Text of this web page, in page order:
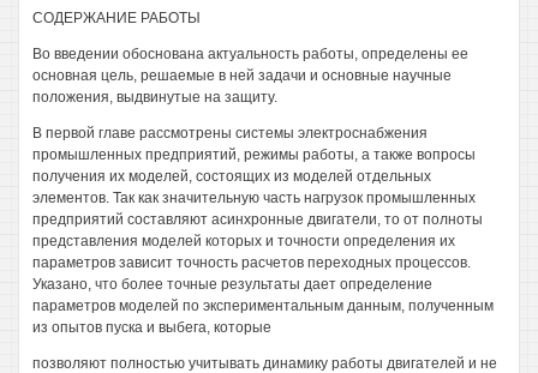
СОДЕРЖАНИЕ РАБОТЫ
Во введении обоснована актуальность работы, определены ее
основная цель, решаемые в ней задачи и основные научные
положения, выдвинутые на защиту.
В первой главе рассмотрены системы электроснабжения
промышленных предприятий, режимы работы, а также вопросы
получения их моделей, состоящих из моделей отдельных
элементов. Так как значительную часть нагрузок промышленных
предприятий составляют асинхронные двигатели, то от полноты
представления моделей которых и точности определения их
параметров зависит точность расчетов переходных процессов.
Указано, что более точные результаты дает определение
параметров моделей по экспериментальным данным, полученным
из опытов пуска и выбега, которые
позволяют полностью учитывать динамику работы двигателей и не